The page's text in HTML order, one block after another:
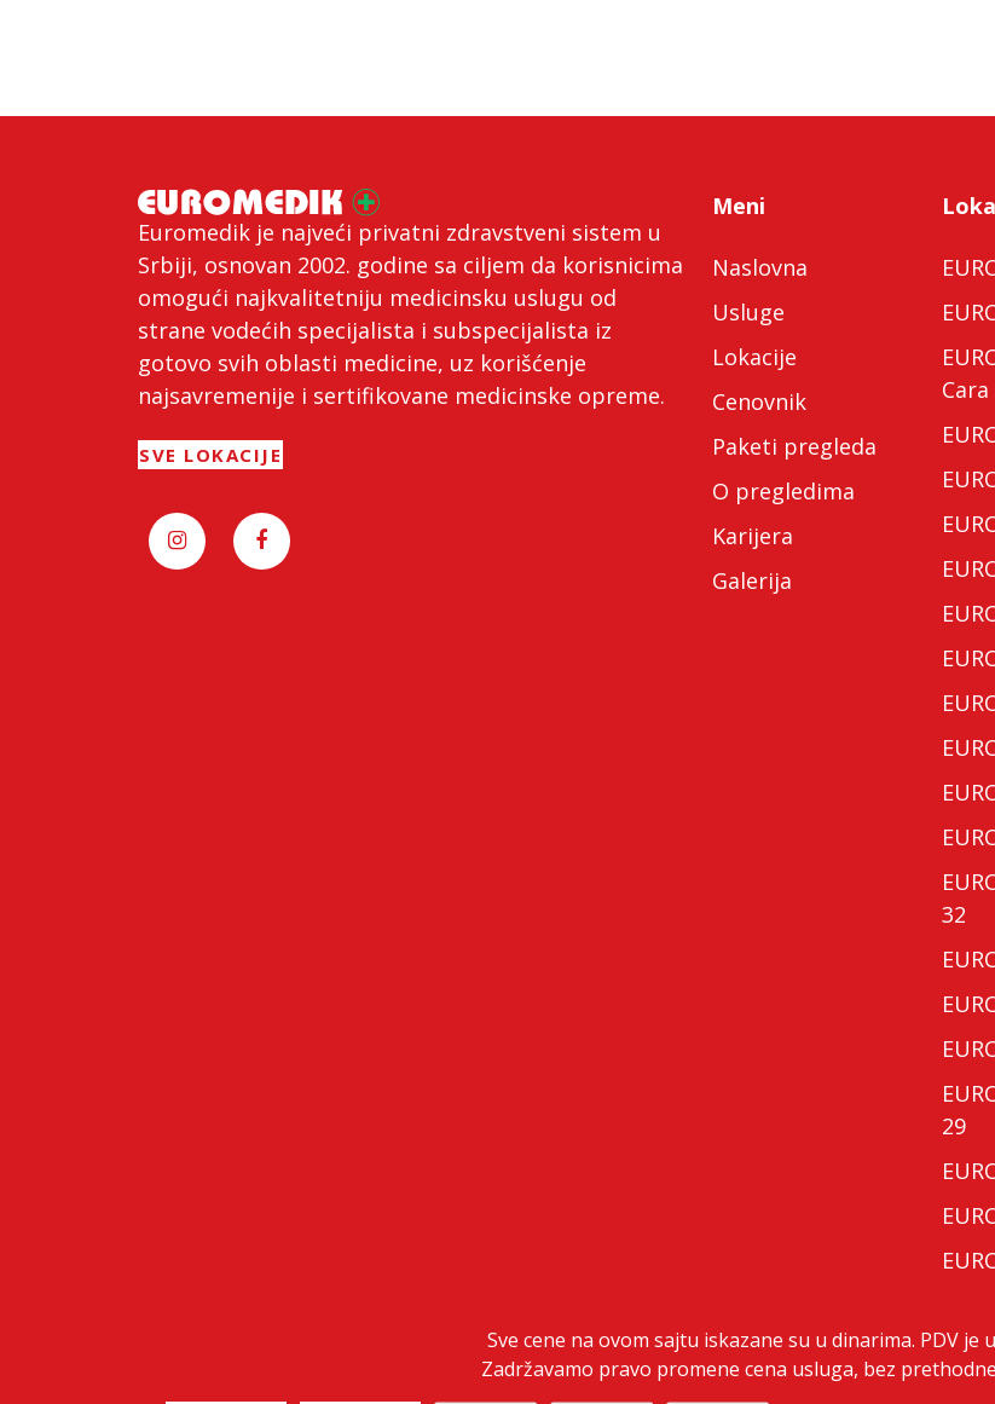
Euromedik je najveći privatni zdravstveni sistem u
Srbiji, osnovan 2002. godine sa ciljem da korisnicima
omogući najkvalitetniju medicinsku uslugu od
strane vodećih specijalista i subspecijalista iz
gotovo svih oblasti medicine, uz korišćenje
najsavremenije i sertifikovane medicinske opreme.
SVE LOKACIJE
Meni
Naslovna
Usluge
Lokacije
Cenovnik
Paketi pregleda
O pregledima
Karijera
Galerija
32
29
Sve cene na ovom sajtu iskazane su u dinarima. PDV je
Zadržavamo pravo promene cena usluga, bez